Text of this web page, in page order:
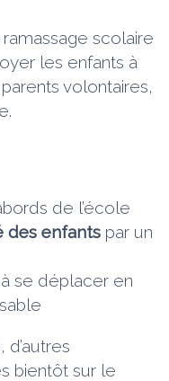
scolaire
les enfants à
volontaires,
de l’école
des enfants par un
à se déplacer en
bientôt sur le